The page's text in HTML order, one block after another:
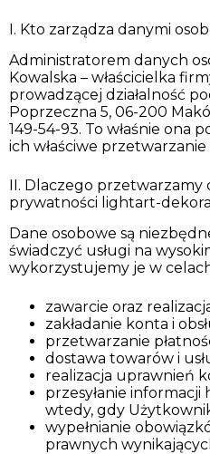
I. Kto zarządza danymi
Administratorem danych
Kowalska – właścicielka
prowadzącej działalność
Poprzeczna 5, 06-200
149-54-93. To właśnie ona
ich właściwe
II. Dlaczego przetwarzamy
prywatności lightart-
Dane osobowe są
świadczyć usługi na
wykorzystujemy je w
zawarcie oraz
zakładanie konta i
przetwarzanie
dostawa towarów i
realizacja uprawnień
przesyłanie
wtedy, gdy
wypełnianie
prawnych